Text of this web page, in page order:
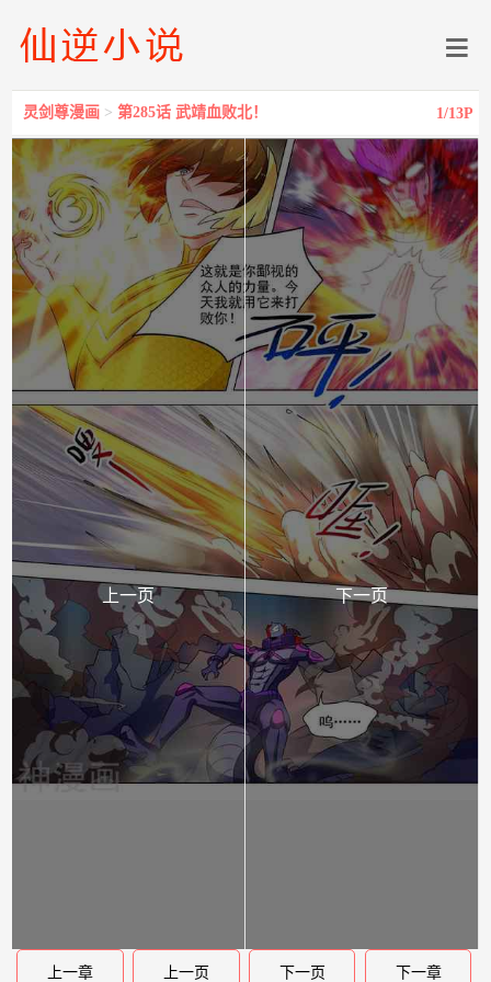
灵剑尊漫画 >第285话 武靖血败北！ 1/13P
上一页 下一页
上一章 上一页 下一页 下一章